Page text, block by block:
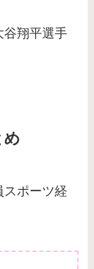
谷翔平選手
め
スポーツ経